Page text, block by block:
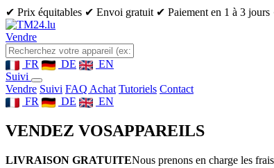
✔ Prix équitables ✔ Envoi gratuit ✔ Paiement en 1 à 3 jours
Vendre
FR DE
EN
Suivi
Vendre Suivi FAQ Achat Tutoriels Contact
FR
DE EN
VENDEZ VOSAPPAREILS
LIVRAISON GRATUITENous prenons en charge les